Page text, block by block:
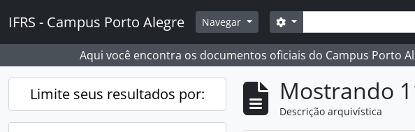
IFRS - Campus Porto Alegre Navegar Buscar
Opções de busca
Aqui você encontra os documentos oficiais do Campus Porto
Limite seus resultados por: Mostrando
Descrição arquivística